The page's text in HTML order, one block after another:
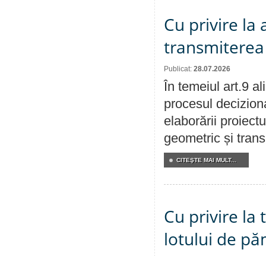
Cu privire la
Publicat: 28.07.2026
În temeiul art.9
procesul
elaborării
geometric și
CITEŞTE MAI MULT...
Cu privire la
lotului de